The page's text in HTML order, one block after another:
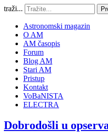
traži...
Astronomski magazin
O AM
AM časopis
Forum
Blog AM
Stari AM
Pristup
Kontakt
VoBaNISTA
ELECTRA
Dobrodošli u